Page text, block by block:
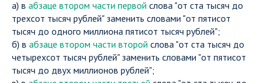
а) в абзаце втором части первой слова "от ста тысяч до
трехсот тысяч рублей" заменить словами "от пятисот
тысяч до одного миллиона пятисот тысяч рублей";
б) в абзаце втором части второй слова "от ста тысяч до
четырехсот тысяч рублей" заменить словами "от пятисот
тысяч до двух миллионов рублей";